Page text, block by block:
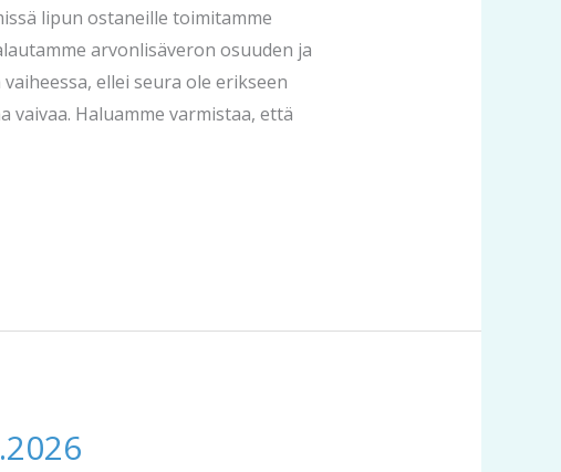
lipun ostaneille toimitamme
arvonlisäveron osuuden ja
ellei seura ole erikseen
Haluamme varmistaa, että